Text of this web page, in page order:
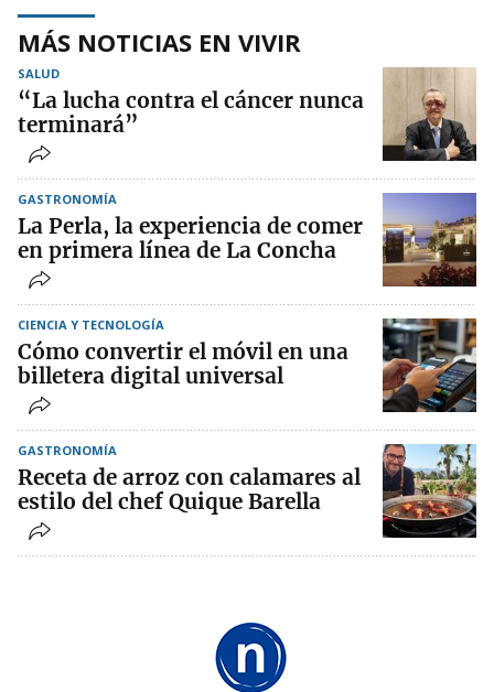
MÁS NOTICIAS EN VIVIR
SALUD
“La lucha contra el cáncer nunca
terminará”
GASTRONOMÍA
La Perla, la experiencia de comer
en primera línea de La Concha
CIENCIA Y TECNOLOGÍA
Cómo convertir el móvil en una
billetera digital universal
GASTRONOMÍA
Receta de arroz con calamares al
estilo del chef Quique Barella